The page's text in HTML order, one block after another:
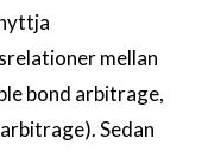
mellan
bond arbitrage,
Sedan